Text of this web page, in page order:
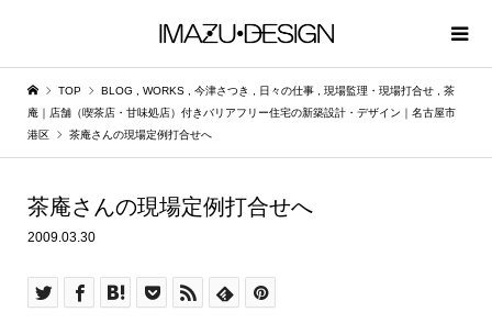
TOP BLOG WORKS 今津さつき 日々の仕事 現場監理・現場打合せ
茶
庵｜店舗（喫茶店・甘味処店）付きバリアフリー住宅の新築設計・デザイン｜名古屋市
港区
茶庵さんの現場定例打合せへ
茶庵さんの現場定例打合せへ
2009.03.30